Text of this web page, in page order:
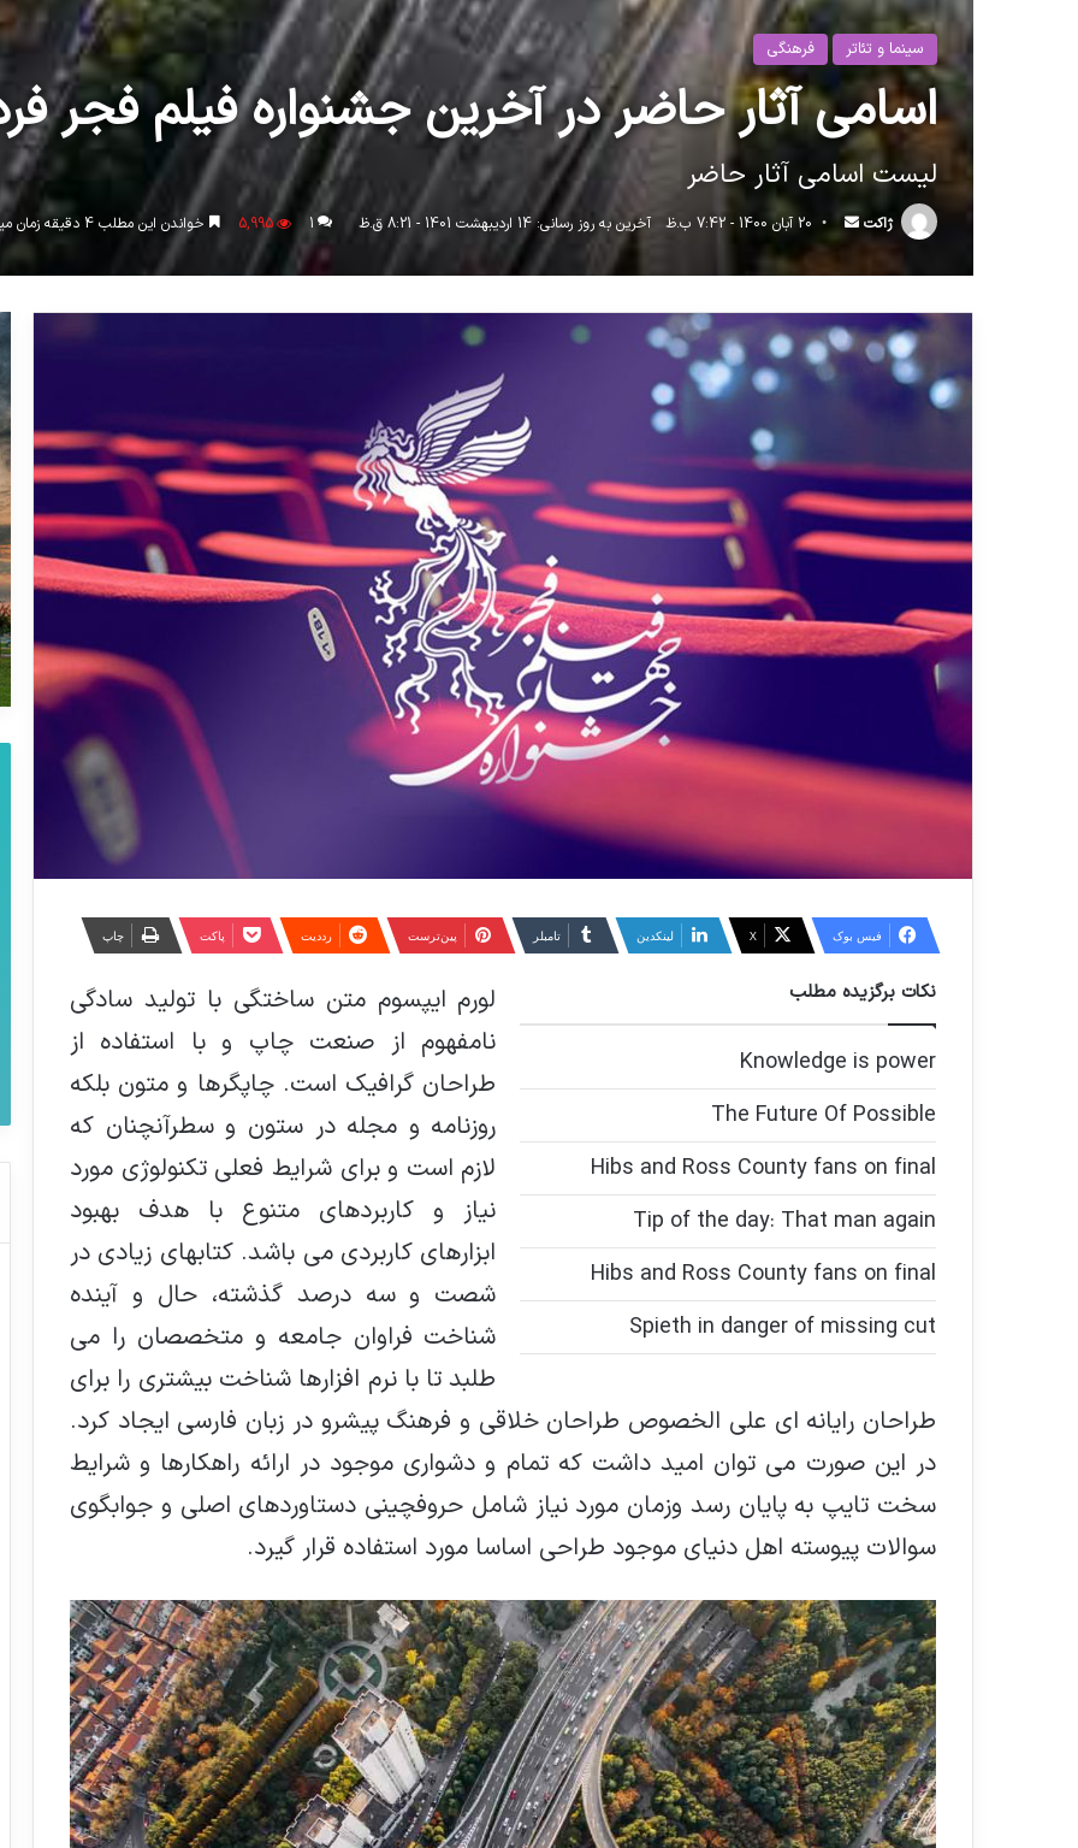
سینما و تئاتر فرهنگی
اسامی آثار حاضر در آخرین جشنواره فیلم فجر
لیست اسامی آثار حاضر
ژاکت
ارسال
ایمیل
20 آبان 1400 - 7:42 ب.ظ آخرین به روز رسانی: 14 اردیبهشت 1401 - 8:21 ق.ظ 1
5,995 خواندن این مطلب 4 دقیقه زمان میبرد
فیس بوک X لینکدین ‫تامبلر ‫پین‌ترست ‫رددیت پاکت چاپ
نکات برگزیده مطلب
Knowledge is power
The Future Of Possible
Hibs and Ross County fans on final
Tip of the day: That man again
Hibs and Ross County fans on final
Spieth in danger of missing cut
لورم ایپسوم متن ساختگی با تولید سادگی
نامفهوم از صنعت چاپ و با استفاده از
طراحان گرافیک است. چاپگرها و متون بلکه
روزنامه و مجله در ستون و سطرآنچنان که
لازم است و برای شرایط فعلی تکنولوژی مورد
نیاز و کاربردهای متنوع با هدف بهبود
ابزارهای کاربردی می باشد. کتابهای زیادی در
شصت و سه درصد گذشته، حال و آینده
شناخت فراوان جامعه و متخصصان را می
طلبد تا با نرم افزارها شناخت بیشتری را برای
طراحان رایانه ای علی الخصوص طراحان خلاقی و فرهنگ پیشرو در زبان فارسی ایجاد کرد.
در این صورت می توان امید داشت که تمام و دشواری موجود در ارائه راهکارها و شرایط
سخت تایپ به پایان رسد وزمان مورد نیاز شامل حروفچینی دستاوردهای اصلی و جوابگوی
سوالات پیوسته اهل دنیای موجود طراحی اساسا مورد استفاده قرار گیرد.